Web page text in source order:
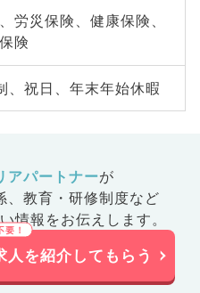
労災保険、健康保険、
険
、祝日、年末年始休暇
アパートナーが
教育・研修制度など
情報をお伝えします。
人を紹介してもらう